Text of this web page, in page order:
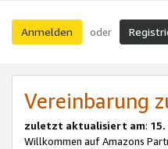
Anmelden oder
Vereinbarung
zuletzt aktualisiert am:
Willkommen auf Amazons